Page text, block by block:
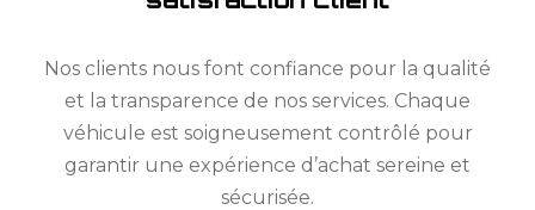
Nos clients nous font confiance pour la qualité
et la transparence de nos services. Chaque
véhicule est soigneusement contrôlé pour
garantir une expérience d’achat sereine et
sécurisée.